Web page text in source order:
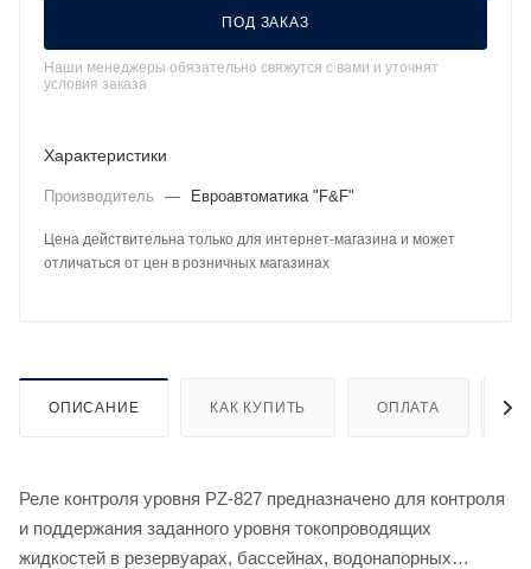
ПОД ЗАКАЗ
Наши менеджеры обязательно свяжутся с вами и уточнят
условия заказа
Характеристики
Производитель — Евроавтоматика "F&F"
Цена действительна только для интернет-магазина и может
отличаться от цен в розничных магазинах
ОПИСАНИЕ КАК КУПИТЬ ОПЛАТА
Реле контроля уровня PZ-827 предназначено для контроля
и поддержания заданного уровня токопроводящих
жидкостей в резервуарах, бассейнах, водонапорных